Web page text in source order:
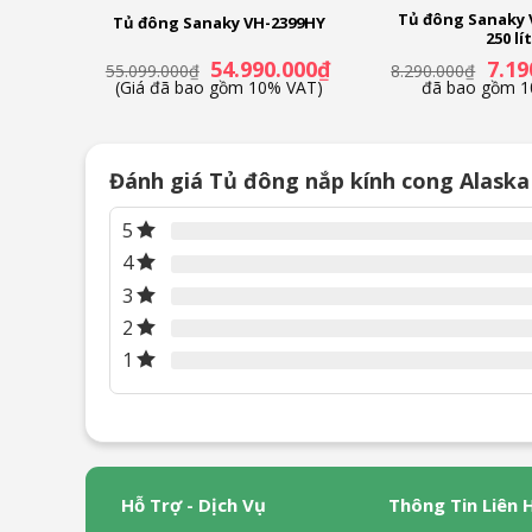
Xuất xứ & Bảo hành
Thương hiệu:
Alaska
Sản xuất tại:
Trung Quốc
Bảo hành:
24 tháng theo chính sách Hãng
Tủ đông Sanaky VH-2399HY
55.099.000₫ Giá
gốc
là:
54.990.000₫Giá
(Giá đã bao gồm 10% VAT)
Tủ đông Sanaky
250 lít
8.290.000₫ Giá
gốc
là:
đã bao gồm
Đánh giá Tủ đông nắp kính cong Alaska
5
4
3
2
1
Hỗ Trợ - Dịch Vụ Thông Tin Liên